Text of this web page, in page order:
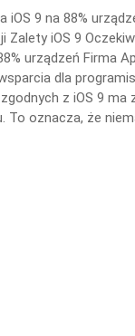
iOS 9 na 88%
Zalety iOS 9
urządzeń Firma
dla
z iOS 9 ma
To oznacza, że